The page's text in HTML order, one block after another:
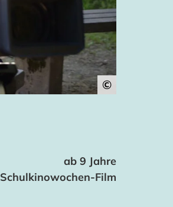
©
ab 9 Jahre
Schulkinowochen-Film